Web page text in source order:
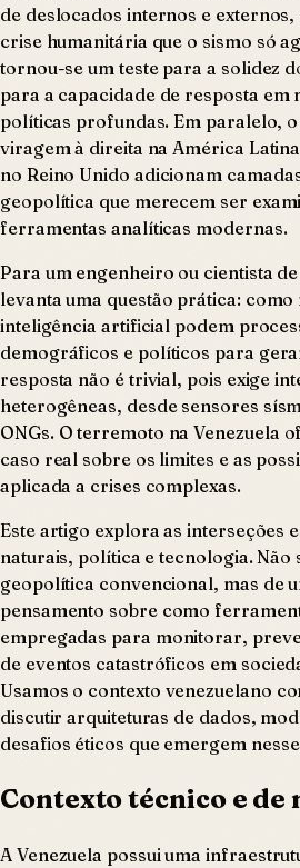
de deslocados internos e
crise humanitária que o sismo só
tornou-se um teste para a solidez
para a capacidade de resposta em
políticas profundas. Em paralelo,
viragem à direita na América
no Reino Unido adicionam
geopolítica que merecem ser
ferramentas analíticas modernas.
Para um engenheiro ou cientista
levanta uma questão prática:
inteligência artificial podem
demográficos e políticos para
resposta não é trivial, pois exige
heterogêneas, desde sensores
ONGs. O terremoto na Venezuela
caso real sobre os limites e as
aplicada a crises complexas.
Este artigo explora as interseções
naturais, política e tecnologia. Não
geopolítica convencional, mas de
pensamento sobre como
empregadas para monitorar,
de eventos catastróficos em
Usamos o contexto venezuelano
discutir arquiteturas de dados,
desafios éticos que emergem
Contexto técnico e de
A Venezuela possui uma